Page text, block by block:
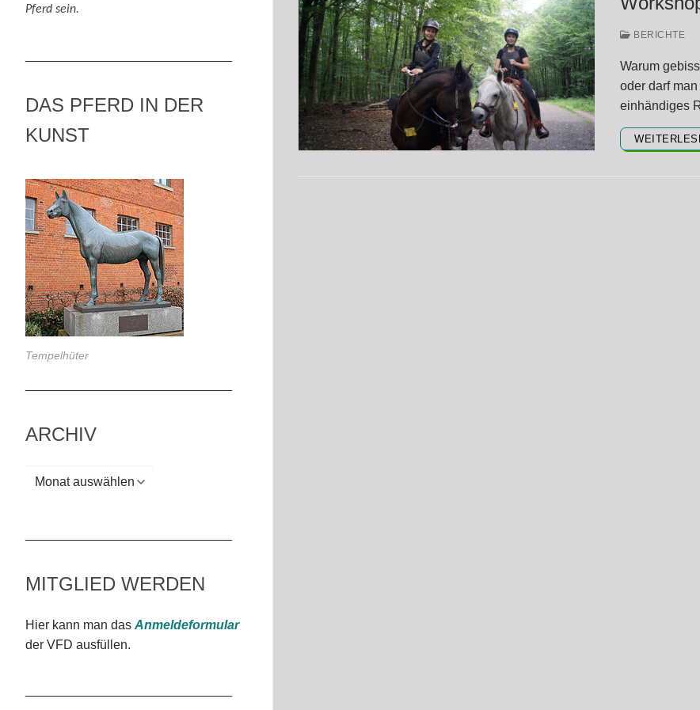
BERICHTE
Warum
oder darf
einhändiges
Pferd sein.
DAS PFERD IN DER
KUNST
Tempelhüter
ARCHIV
Archiv
MITGLIED WERDEN
Hier kann man das Anmeldeformular
der VFD ausfüllen.